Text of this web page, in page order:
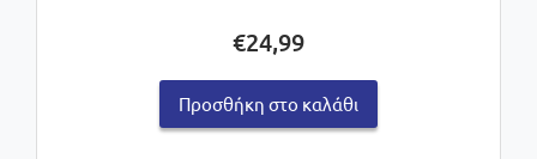
€24,99
Προσθήκη στο καλάθι